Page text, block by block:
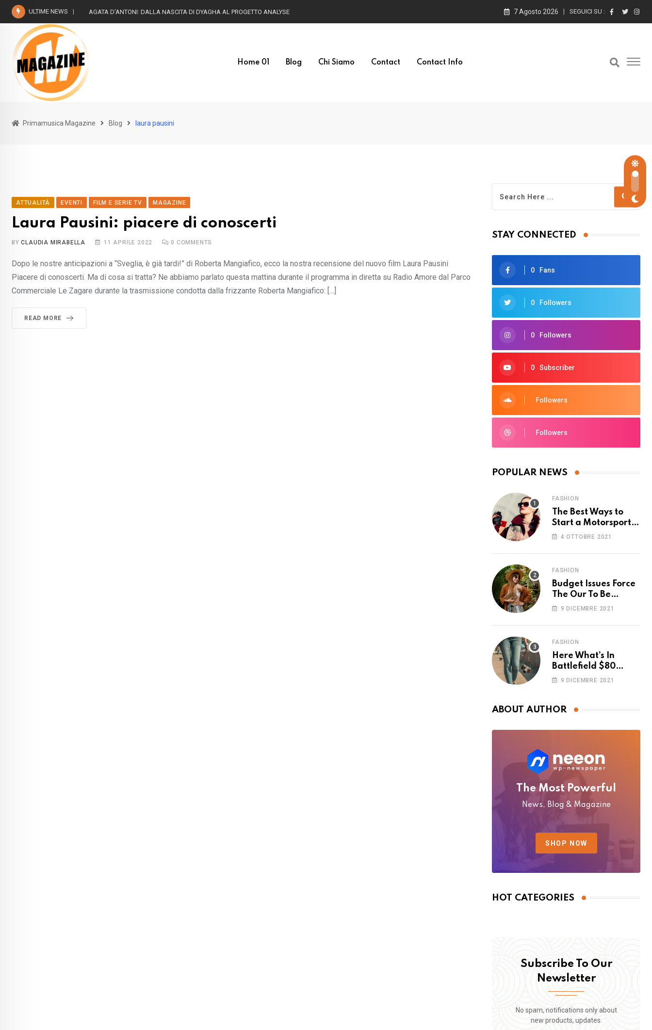
Skip
content
ULTIME NEWS AGATA D’ANTONI: DALLA NASCITA DI DYAGHA AL PROGETTO ANALYSE 7 Agosto 2026 SEGUICI SU :
Home 01 Blog Chi Siamo Contact Contact Info
Primamusica Magazine Blog laura pausini
ATTUALITÀ EVENTI FILM E SERIE TV MAGAZINE
Laura Pausini: piacere di conoscerti
BYCLAUDIA MIRABELLA 11 APRILE 2022 0 COMMENTS
Dopo le nostre anticipazioni a “Sveglia, è già tardi!” di Roberta Mangiafico, ecco la nostra recensione del nuovo film Laura Pausini
Piacere di conoscerti. Ma di cosa si tratta? Ne abbiamo parlato questa mattina durante il programma in diretta su Radio Amore dal Parco
Commerciale Le Zagare durante la trasmissione condotta dalla frizzante Roberta Mangiafico: […]
READ MORE
STAY CONNECTED
0 Fans
0 Followers
0 Followers
0 Subscriber
Followers
Followers
POPULAR NEWS
FASHION
The Best Ways to
Start a Motorsport
Rider Career
4 OTTOBRE 2021
FASHION
Budget Issues Force
The Our To Be
Cancelled
9 DICEMBRE 2021
FASHION
Here What’s In
Battlefield $80
Deluxe Edition
9 DICEMBRE 2021
ABOUT AUTHOR
The Most Powerful
News, Blog & Magazine
SHOP NOW
HOT CATEGORIES
Subscribe To Our
Newsletter
No spam, notifications only about
new products, updates.